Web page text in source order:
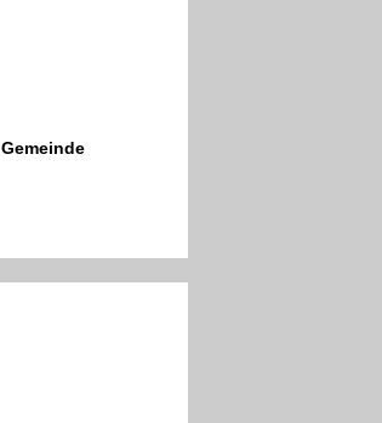
Gemeinde